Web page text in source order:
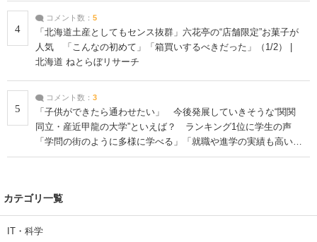
4
コメント数： 5
「北海道土産としてもセンス抜群」六花亭の“店舗限定”お菓子が
人気 「こんなの初めて」「箱買いするべきだった」（1/2） |
北海道 ねとらぼリサーチ
5
コメント数： 3
「子供ができたら通わせたい」 今後発展していきそうな“関関
同立・産近甲龍の大学”といえば？ ランキング1位に学生の声
「学問の街のように多様に学べる」「就職や進学の実績も高い」
| 大学 ねとらぼリサーチ
カテゴリ一覧
IT・科学